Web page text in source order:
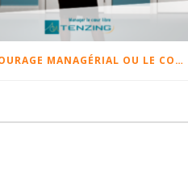
LE COURAGE MANAGÉRIAL OU LE COURAGE D’ÊTRE SOI